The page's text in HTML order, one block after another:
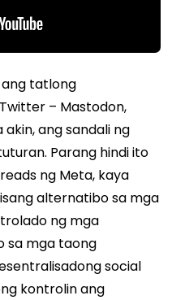
ang tatlong
– Mastodon,
ang sandali ng
Parang hindi ito
ng Meta, kaya
alternatibo sa mga
ng mga
sa mga taong
social
kontrolin ang